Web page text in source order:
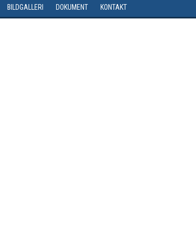
BILDGALLERI DOKUMENT KONTAKT